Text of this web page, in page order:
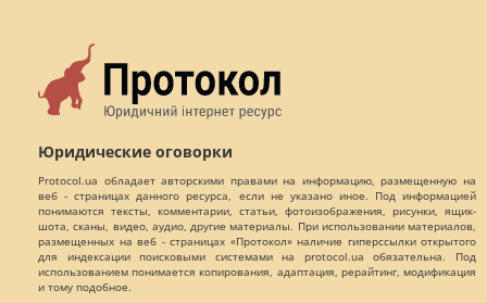
Юридические оговорки
Protocol.ua обладает авторскими правами на информацию, размещенную на
веб - страницах данного ресурса, если не указано иное. Под информацией
понимаются тексты, комментарии, статьи, фотоизображения, рисунки, ящик-
шота, сканы, видео, аудио, другие материалы. При использовании материалов,
размещенных на веб - страницах «Протокол» наличие гиперссылки открытого
для индексации поисковыми системами на protocol.ua обязательна. Под
использованием понимается копирования, адаптация, рерайтинг, модификация
и тому подобное.